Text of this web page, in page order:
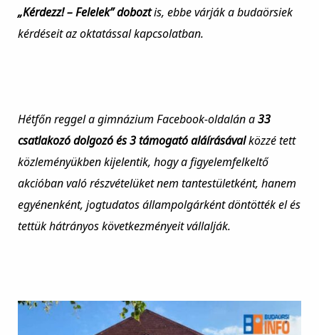
„Kérdezz! – Felelek” doboztis, ebbe várják a budaörsiek
kérdéseit az oktatással kapcsolatban.
Hétfőn reggel a gimnázium Facebook-oldalán a33
csatlakozó dolgozó és 3 támogató aláírásávalközzé tett
közleményükben kijelentik, hogy a figyelemfelkeltő
akcióban való részvételüket nem tantestületként, hanem
egyénenként, jogtudatos állampolgárként döntötték el és
tettük hátrányos következményeit vállalják.